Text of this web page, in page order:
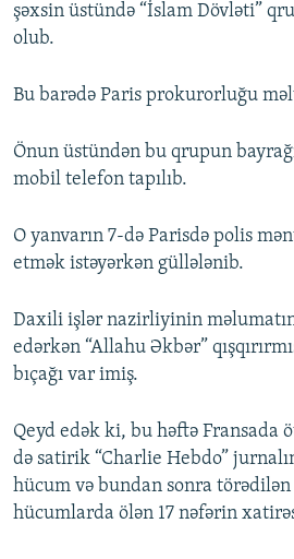
XƏBƏR BÜLLETENLƏRIMIZ
şəxsin üstündə “İslam Dövləti”
olub.
Bu barədə Paris prokurorluğu
Önun üstündən bu qrupun
mobil telefon tapılıb.
O yanvarın 7-də Parisdə polis
etmək istəyərkən güllələnib.
Daxili işlər nazirliyinin
edərkən “Allahu Əkbər”
bıçağı var imiş.
Qeyd edək ki, bu həftə Fransada
də satirik “Charlie Hebdo”
hücum və bundan sonra
hücumlarda ölən 17 nəfərin